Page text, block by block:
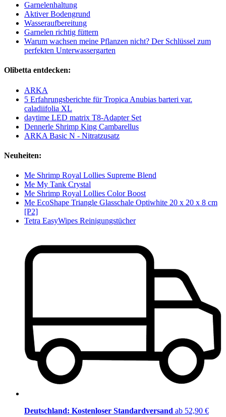
Garnelenhaltung
Aktiver Bodengrund
Wasseraufbereitung
Garnelen richtig füttern
Warum wachsen meine Pflanzen nicht? Der Schlüssel zum
perfekten Unterwassergarten
Olibetta entdecken:
ARKA
5 Erfahrungsberichte für Tropica Anubias barteri var.
caladiifolia XL
daytime LED matrix T8-Adapter Set
Dennerle Shrimp King Cambarellus
ARKA Basic N - Nitratzusatz
Neuheiten:
Me Shrimp Royal Lollies Supreme Blend
Me My Tank Crystal
Me Shrimp Royal Lollies Color Boost
Me EcoShape Triangle Glasschale Optiwhite 20 x 20 x 8 cm
[P2]
Tetra EasyWipes Reinigungstücher
Deutschland: Kostenloser Standardversand ab 52,90 €